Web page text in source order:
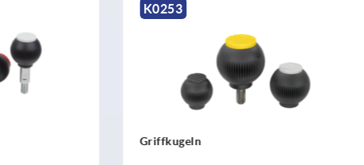
K0650
Kugelknöpfe Edelstahl oder Aluminium